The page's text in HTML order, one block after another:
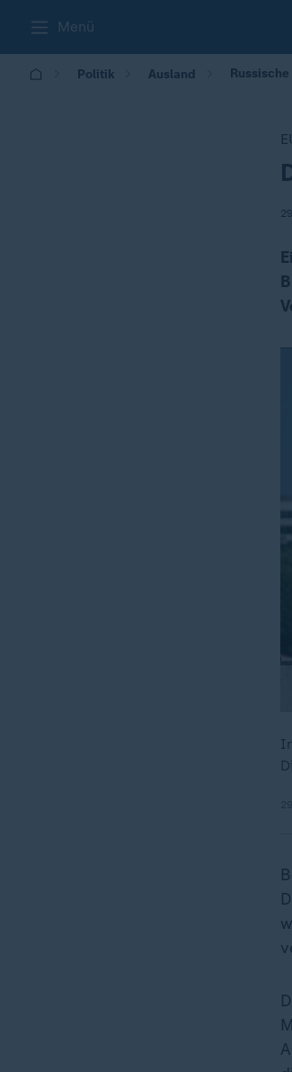
Menü
Politik Ausland
: